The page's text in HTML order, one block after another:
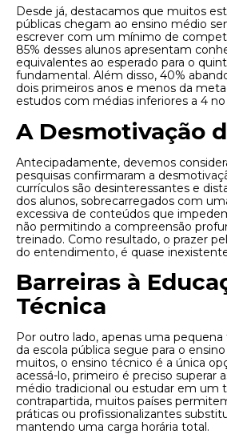
Desde já, destacamos que muitos
públicas chegam ao ensino médio
escrever com um mínimo de
85% desses alunos apresentam
equivalentes ao esperado para o
fundamental. Além disso, 40%
dois primeiros anos e menos da
estudos com médias inferiores a 4
A Desmotivação
Antecipadamente, devemos
pesquisas confirmaram a
currículos são desinteressantes e
dos alunos, sobrecarregados com
excessiva de conteúdos que
não permitindo a compreensão
treinado. Como resultado, o prazer
do entendimento, é quase
Barreiras à
Técnica
Por outro lado, apenas uma pequena
da escola pública segue para o
muitos, o ensino técnico é a única
acessá-lo, primeiro é preciso superar
médio tradicional ou estudar em um
contrapartida, muitos países
práticas ou profissionalizantes
mantendo uma carga horária total.